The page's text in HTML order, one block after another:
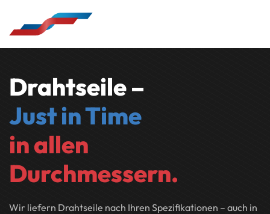
Zum Hauptinhalt springen
Drahtseile –
Just in Time
in allen
Durchmessern.
Wir liefern Drahtseile nach Ihren Spezifikationen – auch in